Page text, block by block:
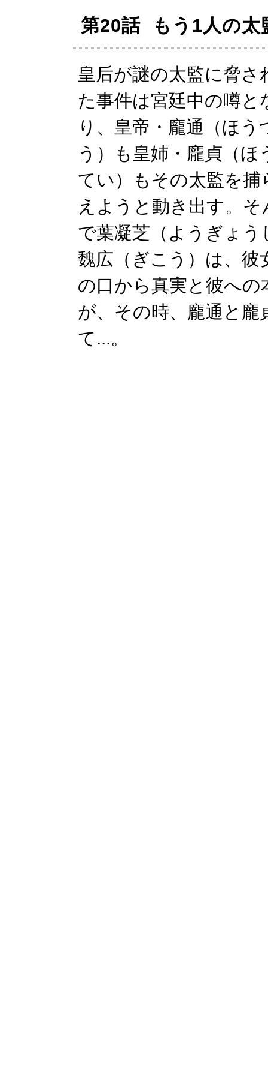
第20話 もう1人の太
皇后が謎の太監に脅さ
た事件は宮廷中の噂と
り、皇帝・龐通（ほう
う）も皇姉・龐貞（ほ
てい）もその太監を捕
えようと動き出す。
で葉凝芝（ようぎょ
魏広（ぎこう）は、
の口から真実と彼へ
が、その時、龐通と
て...。